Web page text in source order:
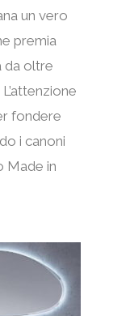
un vero
premia
da oltre
fondere
i canoni
Made in